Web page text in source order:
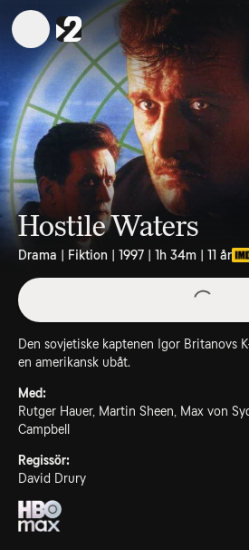
Hostile Waters
Drama | Fiktion | 1997 | 1h 34m | 11 år
Den sovjetiske kaptenen Igor Britanovs
en amerikansk ubåt.
Med:
Rutger Hauer, Martin Sheen, Max von
Campbell
Regissör:
David Drury